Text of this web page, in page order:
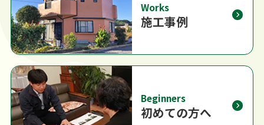
Works
施工事例
Beginners
初めての方へ